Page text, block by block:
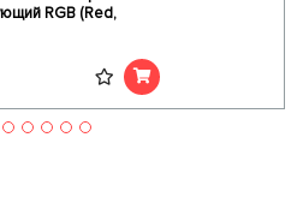
RGB (Red,